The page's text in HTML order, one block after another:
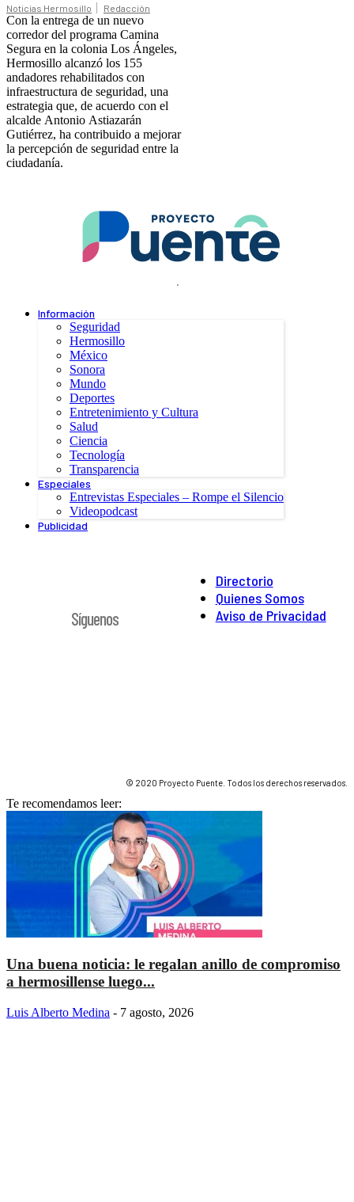
Noticias Hermosillo Redacción
Con la entrega de un nuevo
corredor del programa Camina
Segura en la colonia Los Ángeles,
Hermosillo alcanzó los 155
andadores rehabilitados con
infraestructura de seguridad, una
estrategia que, de acuerdo con el
alcalde Antonio Astiazarán
Gutiérrez, ha contribuido a mejorar
la percepción de seguridad entre la
ciudadanía.
.
Información
Seguridad
Hermosillo
México
Sonora
Mundo
Deportes
Entretenimiento y Cultura
Salud
Ciencia
Tecnología
Transparencia
Especiales
Entrevistas Especiales – Rompe el Silencio
Videopodcast
Publicidad
Directorio
Quienes Somos
Aviso de Privacidad
Síguenos
© 2020 Proyecto Puente. Todos los derechos reservados.
Te recomendamos leer:
Una buena noticia: le regalan anillo de compromiso
a hermosillense luego...
Luis Alberto Medina - 7 agosto, 2026